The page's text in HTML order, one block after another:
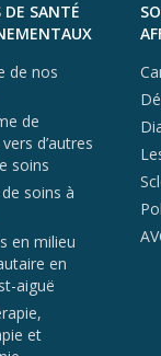
DE SANTÉ
de nos
de
d’autres
soins
soins à
en milieu
en
aiguë
et